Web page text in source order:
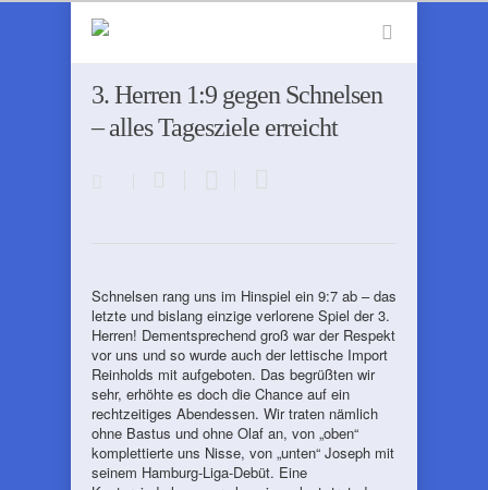
3. Herren 1:9 gegen Schnelsen
– alles Tagesziele erreicht
Schnelsen rang uns im Hinspiel ein 9:7 ab – das
letzte und bislang einzige verlorene Spiel der 3.
Herren! Dementsprechend groß war der Respekt
vor uns und so wurde auch der lettische Import
Reinholds mit aufgeboten. Das begrüßten wir
sehr, erhöhte es doch die Chance auf ein
rechtzeitiges Abendessen. Wir traten nämlich
ohne Bastus und ohne Olaf an, von „oben“
komplettierte uns Nisse, von „unten“ Joseph mit
seinem Hamburg-Liga-Debüt. Eine